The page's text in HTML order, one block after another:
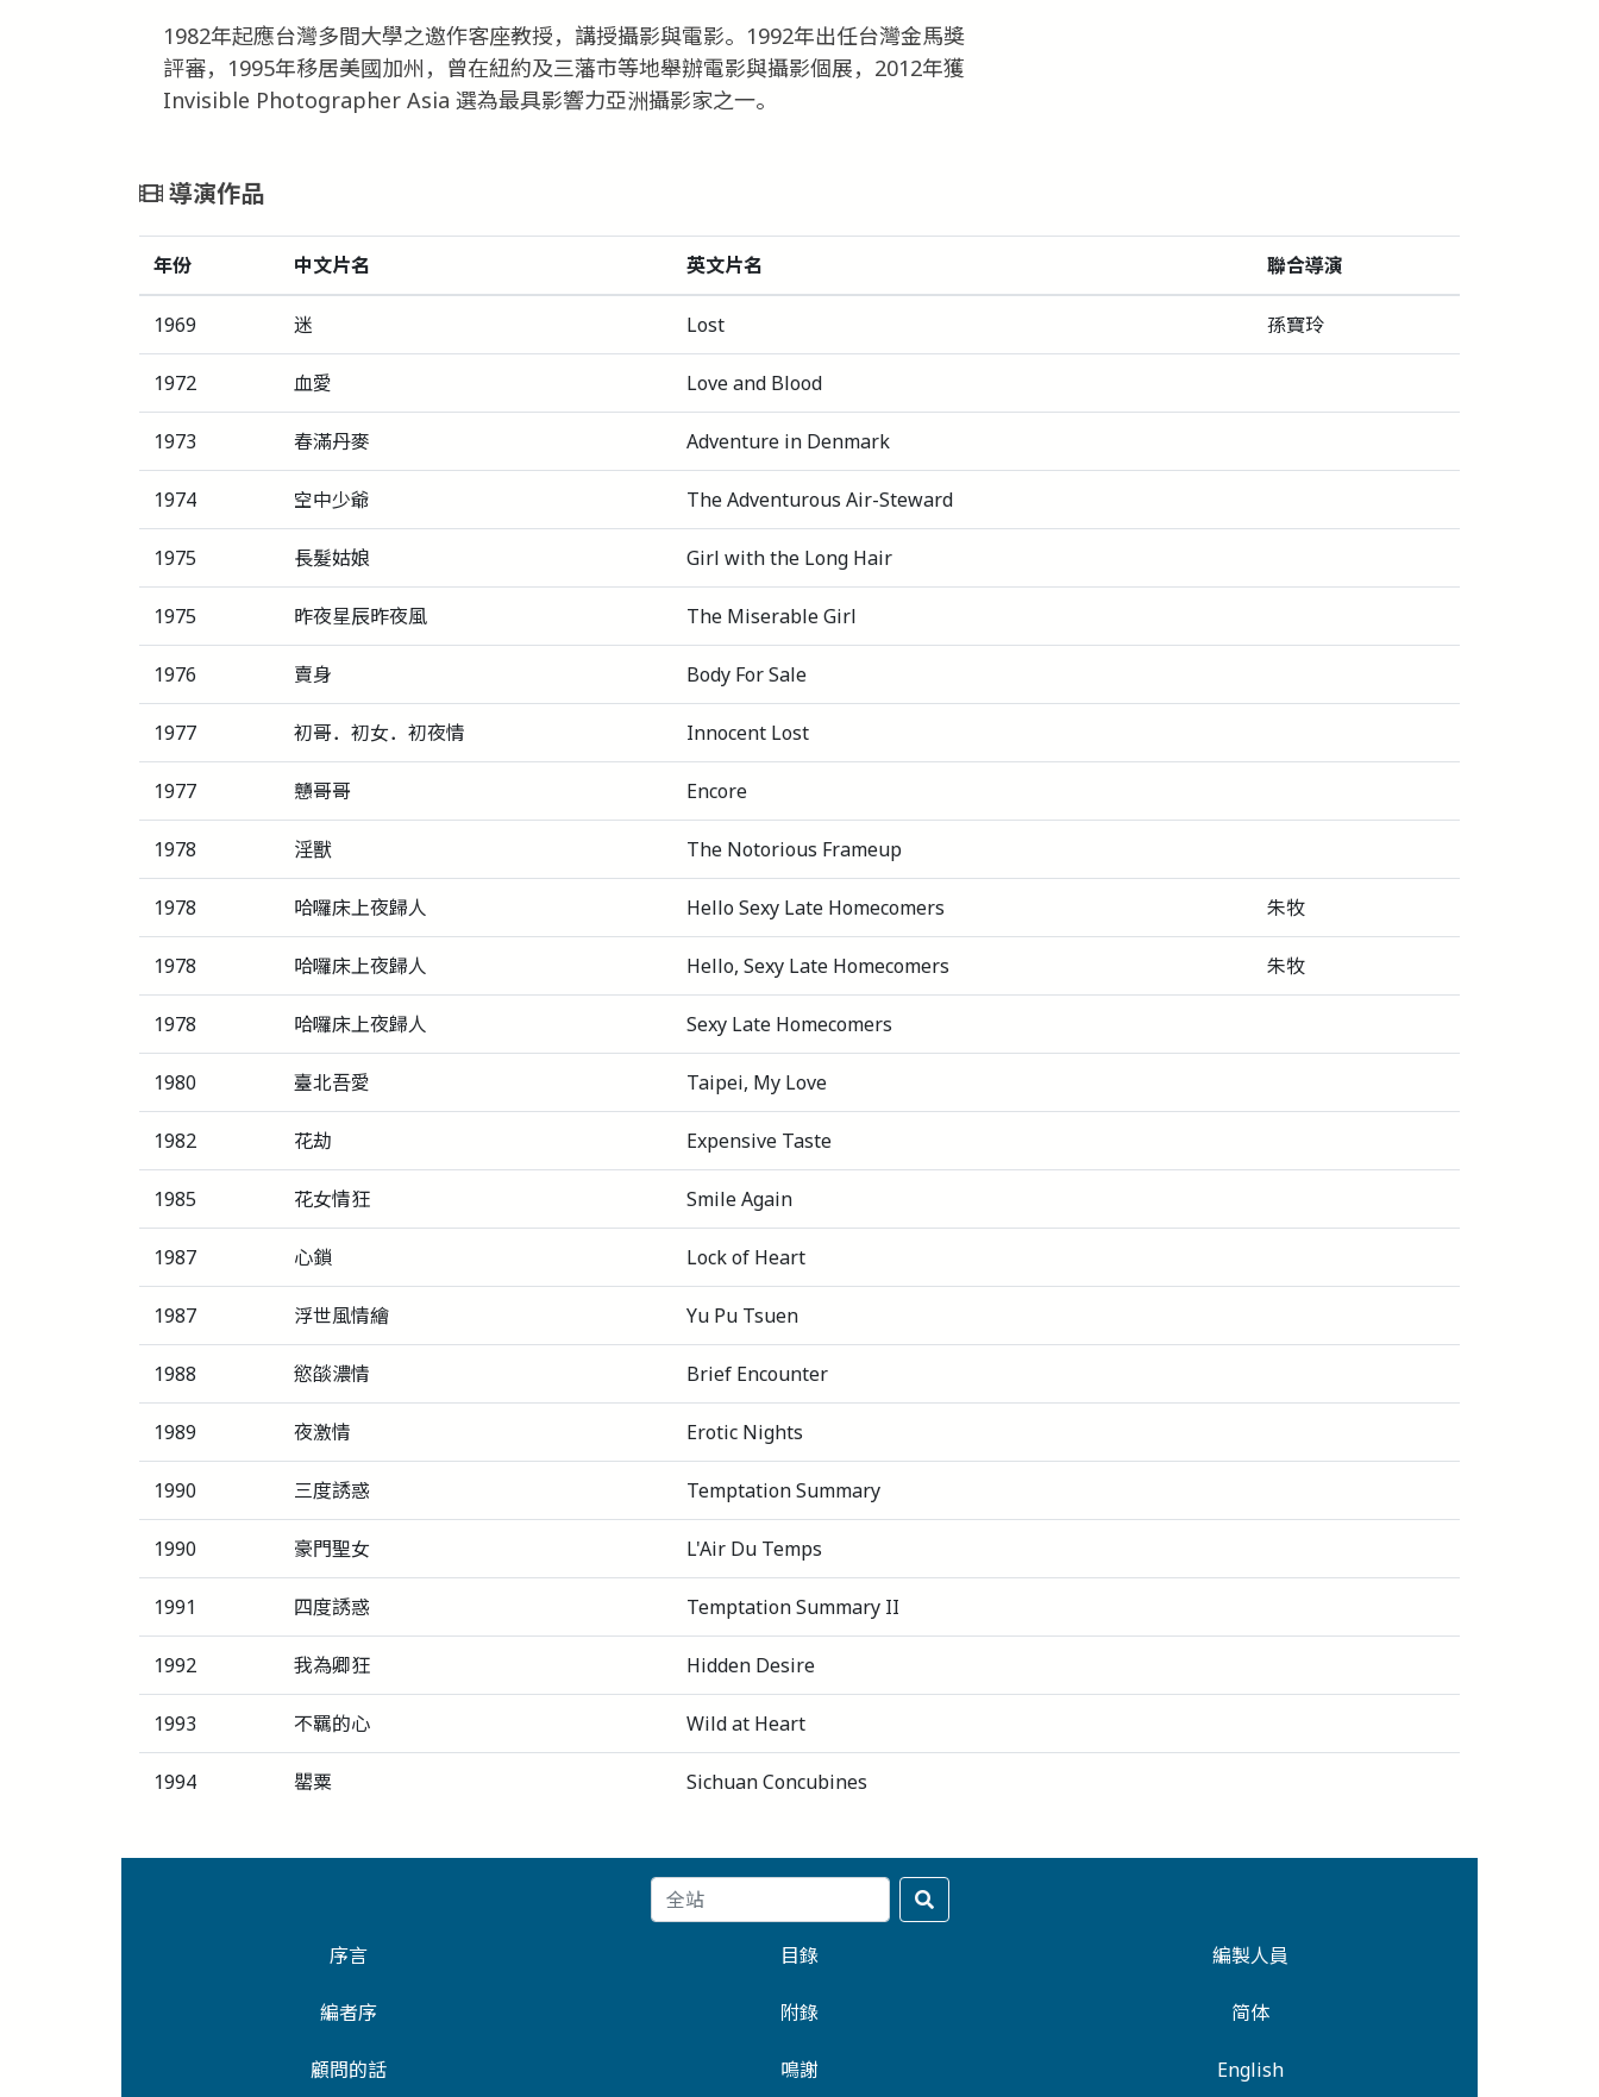
1982年起應台灣多間大學之邀作客座教授，講授攝影與電影。1992年出任台灣金馬獎
評審，1995年移居美國加州，曾在紐約及三藩市等地舉辦電影與攝影個展，2012年獲
Invisible Photographer Asia 選為最具影響力亞洲攝影家之一。
導演作品
年份 中文片名 英文片名 聯合導演
1969 迷 Lost 孫寶玲
1972 血愛 Love and Blood
1973 春滿丹麥 Adventure in Denmark
1974 空中少爺 The Adventurous Air-Steward
1975 長髮姑娘 Girl with the Long Hair
1975 昨夜星辰昨夜風 The Miserable Girl
1976 賣身 Body For Sale
1977 初哥．初女．初夜情 Innocent Lost
1977 戇哥哥 Encore
1978 淫獸 The Notorious Frameup
1978 哈囉床上夜歸人 Hello Sexy Late Homecomers 朱牧
1978 哈囉床上夜歸人 Hello, Sexy Late Homecomers 朱牧
1978 哈囉床上夜歸人 Sexy Late Homecomers
1980 臺北吾愛 Taipei, My Love
1982 花劫 Expensive Taste
1985 花女情狂 Smile Again
1987 心鎖 Lock of Heart
1987 浮世風情繪 Yu Pu Tsuen
1988 慾燄濃情 Brief Encounter
1989 夜激情 Erotic Nights
1990 三度誘惑 Temptation Summary
1990 豪門聖女 L'Air Du Temps
1991 四度誘惑 Temptation Summary II
1992 我為卿狂 Hidden Desire
1993 不羈的心 Wild at Heart
1994 罌粟 Sichuan Concubines
序言 目錄 編製人員
編者序 附錄 简体
顧問的話 鳴謝 English